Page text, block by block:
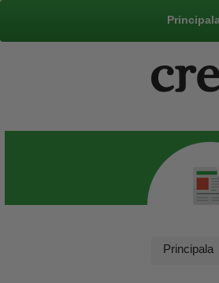
Principala
Principala